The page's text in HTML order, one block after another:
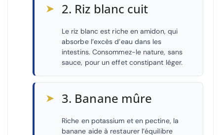
➤ 2. Riz blanc cuit
Le riz blanc est riche en amidon, qui
absorbe l’excès d’eau dans les
intestins. Consommez-le nature, sans
sauce, pour un effet constipant léger.
➤ 3. Banane mûre
Riche en potassium et en pectine, la
banane aide à restaurer l’équilibre